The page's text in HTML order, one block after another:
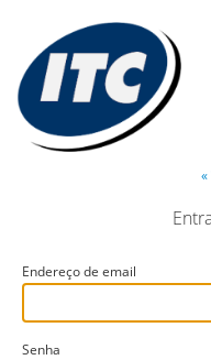
Endereço de email
Senha